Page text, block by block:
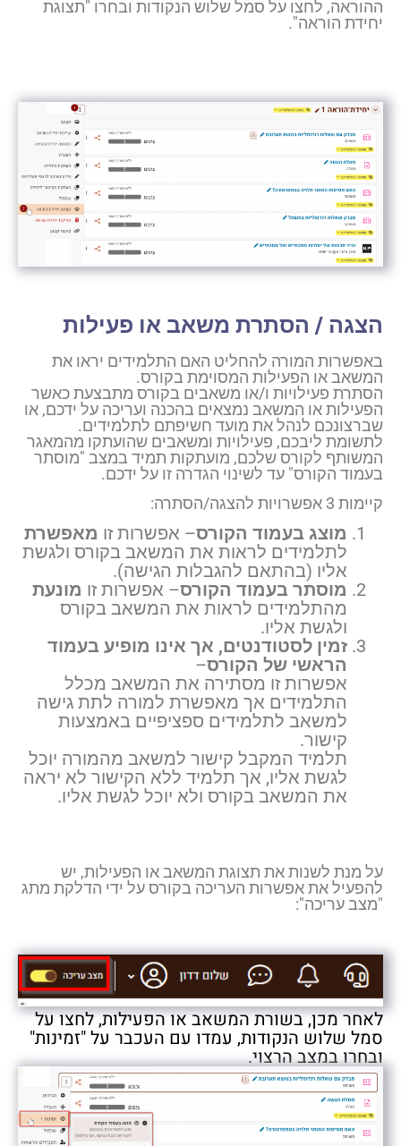
ההוראה, לחצו על סמל שלוש הנקודות ובחרו "תצוגת
יחידת הוראה".
הצגה / הסתרת משאב או פעילות
באפשרות המורה להחליט האם התלמידים יראו את
המשאב או הפעילות המסוימת בקורס.
הסתרת פעילויות ו/או משאבים בקורס מתבצעת כאשר
הפעילות או המשאב נמצאים בהכנה ועריכה על ידכם, או
שברצונכם לנהל את מועד חשיפתם לתלמידים.
לתשומת ליבכם, פעילויות ומשאבים שהועתקו מהמאגר
המשותף לקורס שלכם, מועתקות תמיד במצב "מוסתר
בעמוד הקורס" עד לשינוי הגדרה זו על ידכם.
קיימות 3 אפשרויות להצגה/הסתרה:
מוצג בעמוד הקורס– אפשרות זומאפשרת
לתלמידים לראות את המשאב בקורס ולגשת
אליו (בהתאם להגבלות הגישה).
מוסתר בעמוד הקורס– אפשרות זומונעת
מהתלמידים לראות את המשאב בקורס
ולגשת אליו.
זמין לסטודנטים, אך אינו מופיע בעמוד
הראשי של הקורס–
אפשרות זו מסתירה את המשאב מכלל
התלמידים אך מאפשרת למורה לתת גישה
למשאב לתלמידים ספציפיים באמצעות
קישור.
תלמיד המקבל קישור למשאב מהמורה יוכל
לגשת אליו, אך תלמיד ללא הקישור לא יראה
את המשאב בקורס ולא יוכל לגשת אליו.
על מנת לשנות את תצוגת המשאב או הפעילות, יש
להפעיל את אפשרות העריכה בקורס על ידי הדלקת מתג
"מצב עריכה":
לאחר מכן, בשורת המשאב או הפעילות, לחצו על
סמל שלוש הנקודות, עמדו עם העכבר על "זמינות"
ובחרו במצב הרצוי.